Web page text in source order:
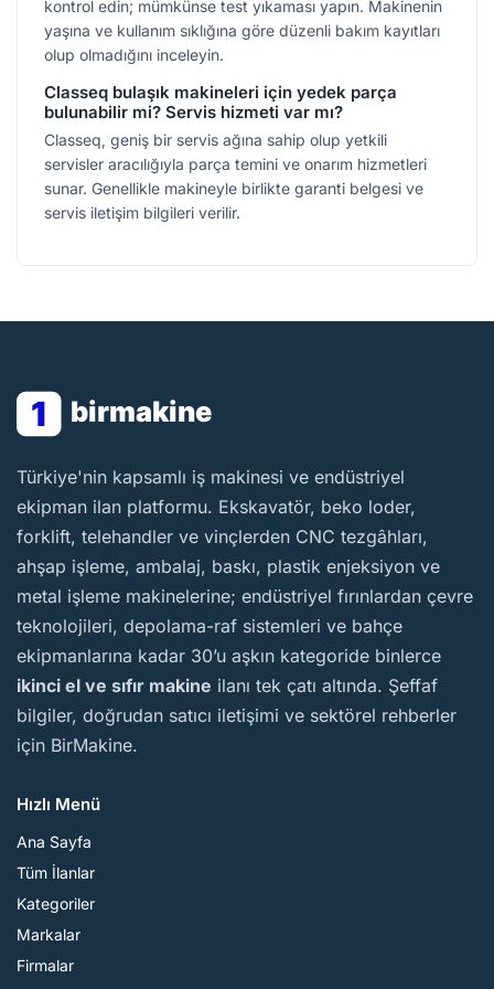
kontrol edin; mümkünse test yıkaması yapın. Makinenin
yaşına ve kullanım sıklığına göre düzenli bakım kayıtları
olup olmadığını inceleyin.
Classeq bulaşık makineleri için yedek parça
bulunabilir mi? Servis hizmeti var mı?
Classeq, geniş bir servis ağına sahip olup yetkili
servisler aracılığıyla parça temini ve onarım hizmetleri
sunar. Genellikle makineyle birlikte garanti belgesi ve
servis iletişim bilgileri verilir.
1 birmakine
BirMakine
Türkiye'nin kapsamlı iş makinesi ve endüstriyel
ekipman ilan platformu. Ekskavatör, beko loder,
forklift, telehandler ve vinçlerden CNC tezgâhları,
ahşap işleme, ambalaj, baskı, plastik enjeksiyon ve
metal işleme makinelerine; endüstriyel fırınlardan çevre
teknolojileri, depolama-raf sistemleri ve bahçe
ekipmanlarına kadar 30’u aşkın kategoride binlerce
ikinci el ve sıfır makine ilanı tek çatı altında. Şeffaf
bilgiler, doğrudan satıcı iletişimi ve sektörel rehberler
için BirMakine.
Hızlı Menü
Ana Sayfa
Tüm İlanlar
Kategoriler
Markalar
Firmalar